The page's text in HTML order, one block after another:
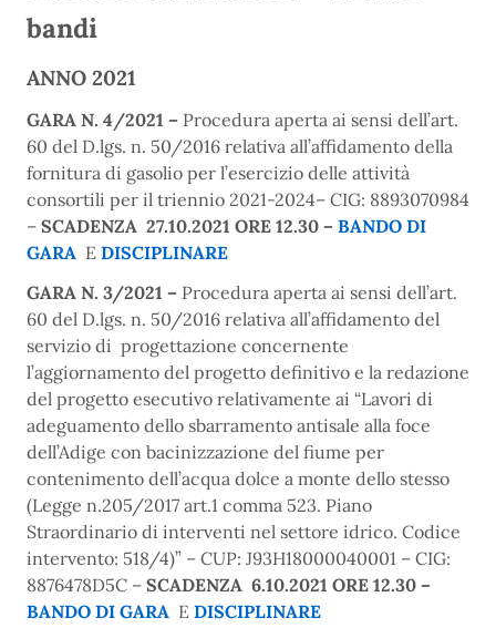
bandi
ANNO 2021
GARA N. 4/2021 – Procedura aperta ai sensi dell’art.
60 del D.lgs. n. 50/2016 relativa all’affidamento della
fornitura di gasolio per l’esercizio delle attività
consortili per il triennio 2021-2024– CIG: 8893070984
– SCADENZA 27.10.2021 ORE 12.30 – BANDO DI
GARA E DISCIPLINARE
GARA N. 3/2021 – Procedura aperta ai sensi dell’art.
60 del D.lgs. n. 50/2016 relativa all’affidamento del
servizio di progettazione concernente
l’aggiornamento del progetto definitivo e la redazione
del progetto esecutivo relativamente ai “Lavori di
adeguamento dello sbarramento antisale alla foce
dell’Adige con bacinizzazione del fiume per
contenimento dell’acqua dolce a monte dello stesso
(Legge n.205/2017 art.1 comma 523. Piano
Straordinario di interventi nel settore idrico. Codice
intervento: 518/4)” – CUP: J93H18000040001 – CIG:
8876478D5C – SCADENZA 6.10.2021 ORE 12.30 –
BANDO DI GARA E DISCIPLINARE